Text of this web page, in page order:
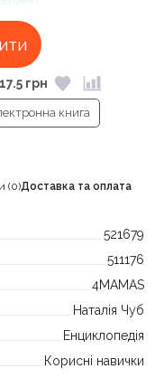
грн
книга
(0)Доставка та оплата
521679
511176
4MAMAS
Наталія Чуб
Енциклопедія
Корисні навички